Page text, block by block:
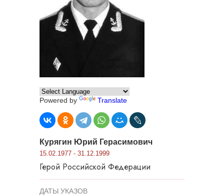
Powered by Translate
Курягин Юрий Герасимович
15.02.1977 - 31.12.1999
Герой Российской Федерации
ДАТЫ УКАЗОВ